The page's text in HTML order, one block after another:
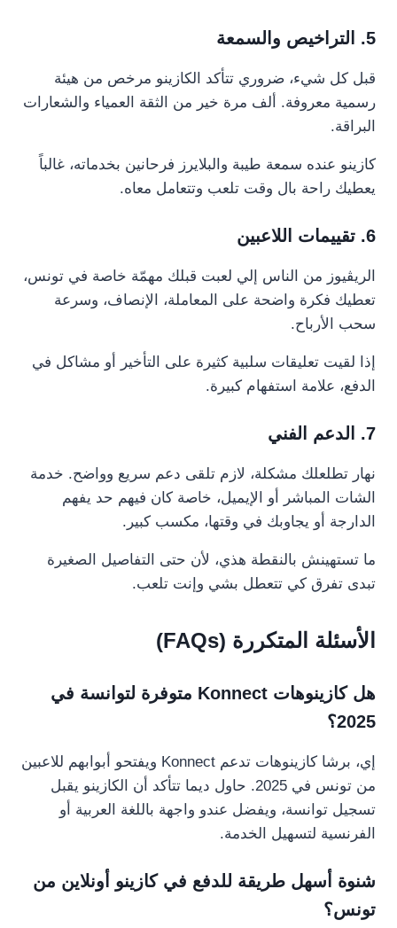
5. التراخيص والسمعة
قبل كل شيء، ضروري تتأكد الكازينو مرخص من هيئة
رسمية معروفة. ألف مرة خير من الثقة العمياء والشعارات
البراقة.
كازينو عنده سمعة طيبة والبلايرز فرحانين بخدماته، غالباً
يعطيك راحة بال وقت تلعب وتتعامل معاه.
6. تقييمات اللاعبين
الريڨيوز من الناس إلي لعبت قبلك مهمّة خاصة في تونس،
تعطيك فكرة واضحة على المعاملة، الإنصاف، وسرعة
سحب الأرباح.
إذا لقيت تعليقات سلبية كثيرة على التأخير أو مشاكل في
الدفع، علامة استفهام كبيرة.
7. الدعم الفني
نهار تطلعلك مشكلة، لازم تلقى دعم سريع وواضح. خدمة
الشات المباشر أو الإيميل، خاصة كان فيهم حد يفهم
الدارجة أو يجاوبك في وقتها، مكسب كبير.
ما تستهينش بالنقطة هذي، لأن حتى التفاصيل الصغيرة
تبدى تفرق كي تتعطل بشي وإنت تلعب.
الأسئلة المتكررة (FAQs)
هل كازينوهات Konnect متوفرة لتوانسة في
2025؟
إي، برشا كازينوهات تدعم Konnect ويفتحو أبوابهم للاعبين
من تونس في 2025. حاول ديما تتأكد أن الكازينو يقبل
تسجيل توانسة، ويفضل عندو واجهة باللغة العربية أو
الفرنسية لتسهيل الخدمة.
شنوة أسهل طريقة للدفع في كازينو أونلاين من
تونس؟